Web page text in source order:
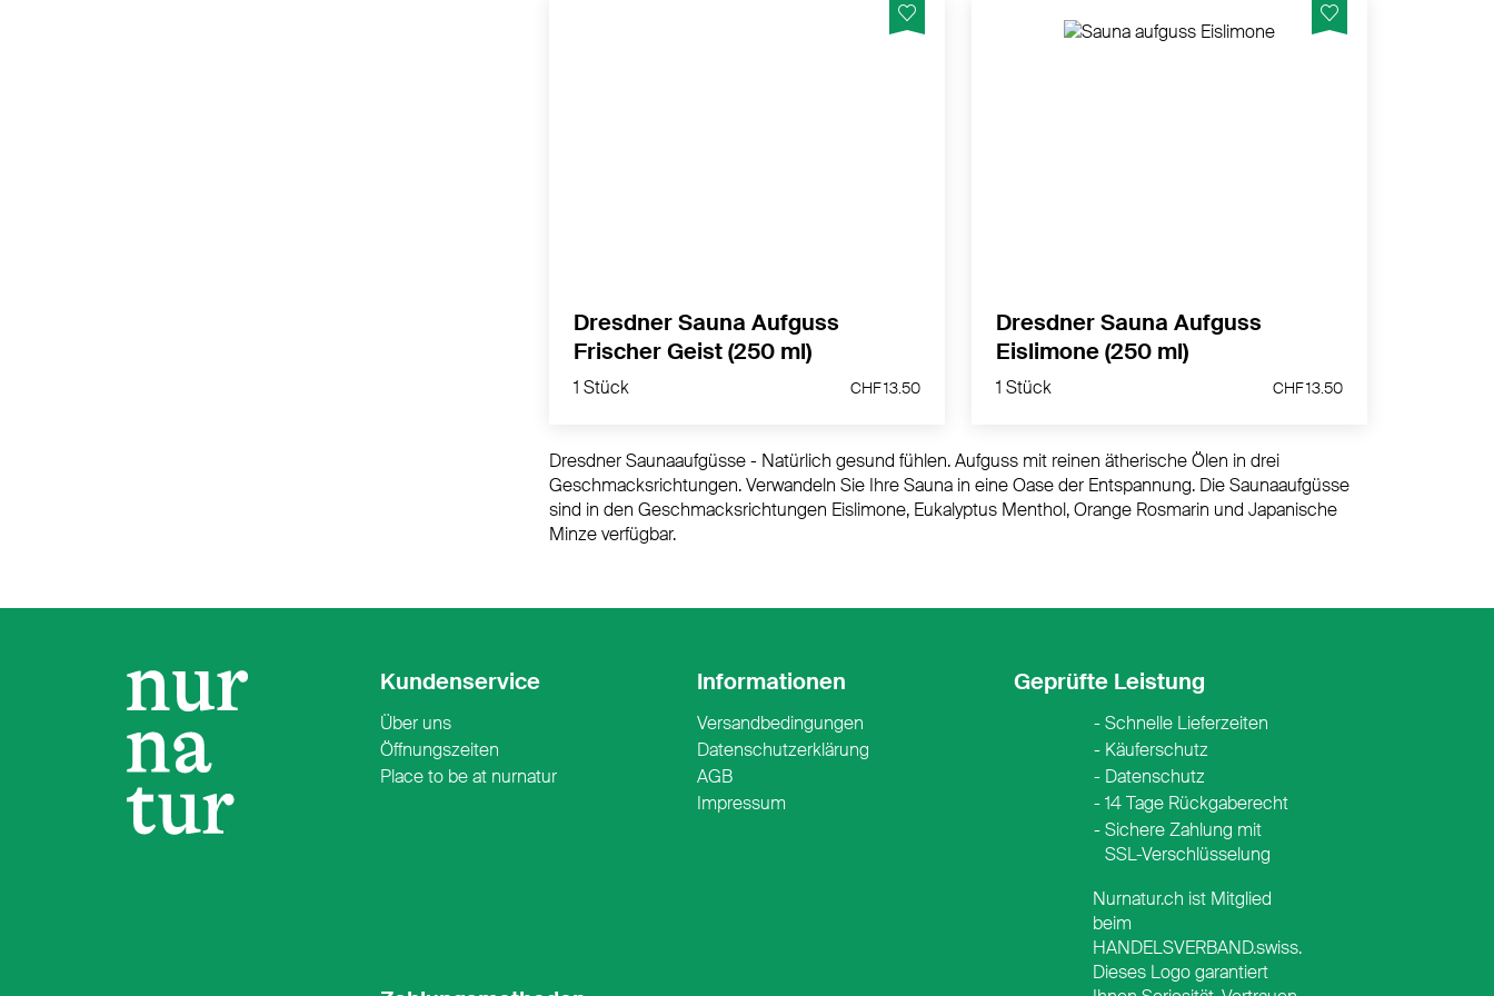
1 Stück
Dresdner Sauna Aufguss
Frischer Geist (250 ml)
1 Stück CHF 13.50
1 Stück
Dresdner Sauna Aufguss
Eislimone (250 ml)
1 Stück CHF 13.50
Dresdner Saunaaufgüsse - Natürlich gesund fühlen. Aufguss mit reinen ätherische Ölen in drei
Geschmacksrichtungen. Verwandeln Sie Ihre Sauna in eine Oase der Entspannung. Die Saunaaufgüsse
sind in den Geschmacksrichtungen Eislimone, Eukalyptus Menthol, Orange Rosmarin und Japanische
Minze verfügbar.
Kundenservice
Über uns
Öffnungszeiten
Place to be at nurnatur
Informationen
Versandbedingungen
Datenschutzerklärung
AGB
Impressum
Geprüfte Leistung
Schnelle Lieferzeiten
Käuferschutz
Datenschutz
14 Tage Rückgaberecht
Sichere Zahlung mit
SSL-Verschlüsselung
Nurnatur.ch ist Mitglied
beim
HANDELSVERBAND.swiss.
Dieses Logo garantiert